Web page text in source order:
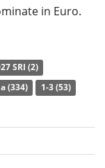
in Euro.
avviene
che
2027 (l'ETF
obbligazioni
governance).
SRI (2)
(334) 1-3 (53)